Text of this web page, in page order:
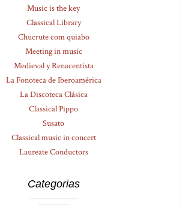
Music is the key
Classical Library
Chucrute com quiabo
Meeting in music
Medieval y Renacentista
La Fonoteca de Iberoamérica
La Discoteca Clásica
Classical Pippo
Susato
Classical music in concert
Laureate Conductors
Categorias